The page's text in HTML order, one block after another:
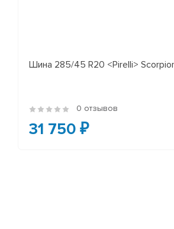
Шина 285/45 R20 <Pirelli>
0 отзывов
31 750 ₽